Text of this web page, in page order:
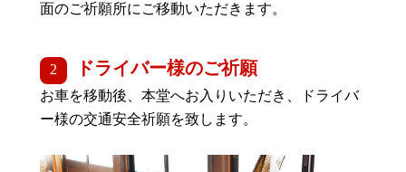
面のご祈願所にご移動いただきます。
ドライバー様のご祈願
お車を移動後、本堂へお入りいただき、ドライバ
ー様の交通安全祈願を致します。